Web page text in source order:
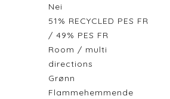
Nei
51% RECYCLED PES FR
/ 49% PES FR
Room / multi
directions
Grønn
Flammehemmende